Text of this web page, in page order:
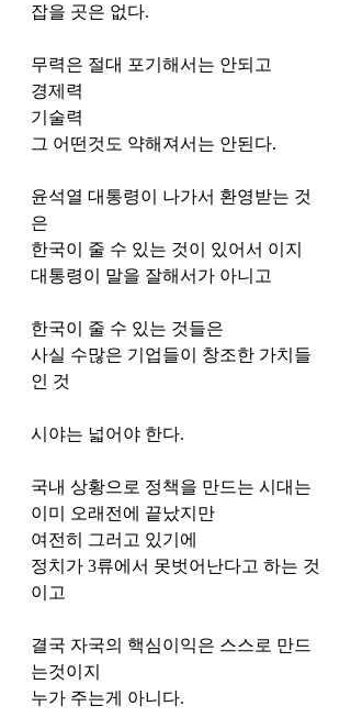
잡을 곳은 없다.
무력은 절대 포기해서는 안되고
경제력
기술력
그 어떤것도 약해져서는 안된다.
윤석열 대통령이 나가서 환영받는 것
은
한국이 줄 수 있는 것이 있어서 이지
대통령이 말을 잘해서가 아니고
한국이 줄 수 있는 것들은
사실 수많은 기업들이 창조한 가치들
인 것
시야는 넓어야 한다.
국내 상황으로 정책을 만드는 시대는
이미 오래전에 끝났지만
여전히 그러고 있기에
정치가 3류에서 못벗어난다고 하는 것
이고
결국 자국의 핵심이익은 스스로 만드
는것이지
누가 주는게 아니다.